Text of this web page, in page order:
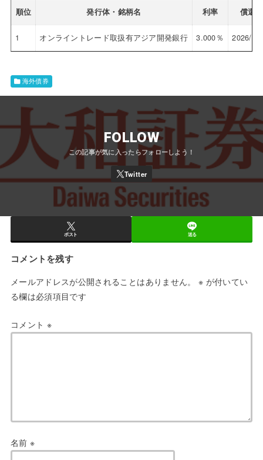
順位 発行体・銘柄名 利率 償還日
1 オンライントレード取扱有アジア開発銀行 3.000％ 2026/
海外債券
FOLLOW
ポスト 送る
コメントを残す
メールアドレスが公開されることはありません。 ※ が付いてい
る欄は必須項目です
コメント ※
名前 ※